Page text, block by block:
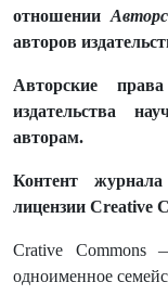
отношении
авторов
Авторские
издательства
авторам.
Контент журнала
лицензии Creative
Crative Commons
одноименное